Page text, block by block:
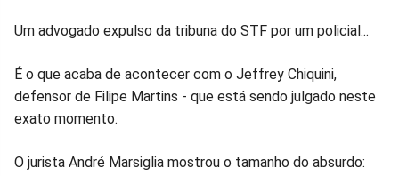
Compartilhar
no
Facebook
Compartilhar
no
Whatsapp
Compartilhar
no
Compartilhar
no
Compartilhar
no
Um advogado expulso da tribuna do STF por um policial...
É o que acaba de acontecer com o Jeffrey Chiquini,
defensor de Filipe Martins - que está sendo julgado neste
exato momento.
O jurista André Marsiglia mostrou o tamanho do absurdo: